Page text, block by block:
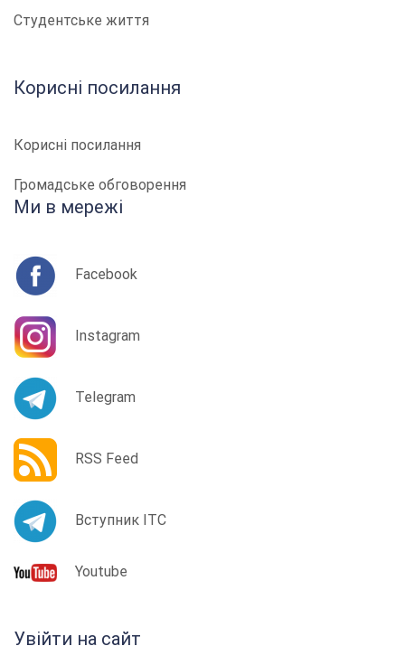
Студентське життя
Корисні посилання
Корисні посилання
Громадське обговорення
Ми в мережі
Facebook
Instagram
Telegram
RSS Feed
Вступник ІТС
Youtube
Увійти на сайт